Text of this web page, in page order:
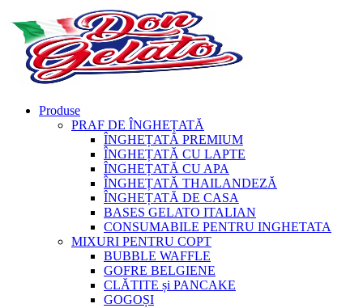
Produse
PRAF DE ÎNGHEȚATĂ
ÎNGHEȚATĂ PREMIUM
ÎNGHEȚATĂ CU LAPTE
ÎNGHEȚATĂ CU APA
ÎNGHEȚATĂ THAILANDEZĂ
ÎNGHEȚATĂ DE CASA
BASES GELATO ITALIAN
CONSUMABILE PENTRU INGHETATA
MIXURI PENTRU COPT
BUBBLE WAFFLE
GOFRE BELGIENE
CLĂTITE și PANCAKE
GOGOȘI